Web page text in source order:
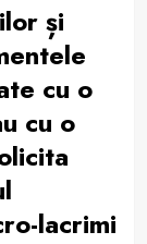
și
cu o
cu o
lacrimi